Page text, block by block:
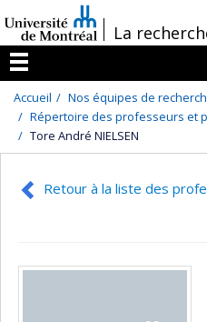
au
contenu
/La
Menu
Accueil
Nos équipes de
Répertoire des professeurs et
Tore André NIELSEN
Retour à la liste des